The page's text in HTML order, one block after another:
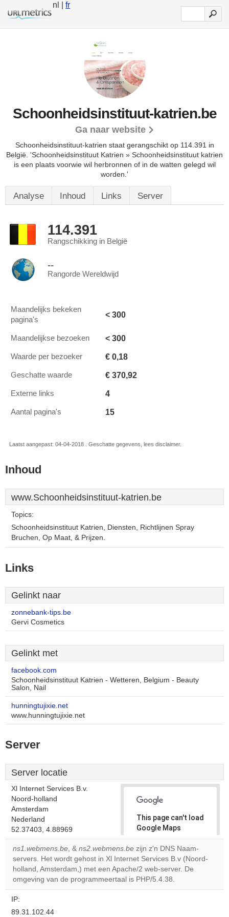
nl |fr
Schoonheidsinstituut-katrien.be
Ga naar website
Schoonheidsinstituut-katrien staat gerangschikt op 114.391 in
België. 'Schoonheidsinstituut Katrien » Schoonheidsinstituut katrien
is een plaats voorwie wil herbronnen of in de watten gelegd wil
worden.'
Analyse Inhoud Links Server
114.391
Rangschikking in België
--
Rangorde Wereldwijd
Maandelijks bekeken
pagina's
< 300
Maandelijkse bezoeken < 300
Waarde per bezoeker € 0,18
Geschatte waarde € 370,92
Externe links 4
Aantal pagina's 15
Laatst aangepast: 04-04-2018 . Geschatte gegevens, lees disclaimer.
Inhoud
www.Schoonheidsinstituut-katrien.be
Topics:
Schoonheidsinstituut Katrien, Diensten, Richtlijnen Spray
Bruchen, Op Maat, & Prijzen.
Links
Gelinkt naar
zonnebank-tips.be
Gervi Cosmetics
Gelinkt met
facebook.com
Schoonheidsinstituut Katrien - Wetteren, Belgium - Beauty
Salon, Nail
hunningtujixie.net
www.hunningtujixie.net
Server
Server locatie
Xl Internet Services B.v.
Noord-holland
Amsterdam
Nederland
52.37403, 4.88969
This page can't load
Google Maps
correctly.
Do you
own this
website?
ns1.webmens.be, & ns2.webmens.be zijn z'n DNS Naam-
servers. Het wordt gehost in Xl Internet Services B.v (Noord-
holland, Amsterdam,) met een Apache/2 web-server. De
omgeving van de programmeertaal is PHP/5.4.38.
IP:
89.31.102.44